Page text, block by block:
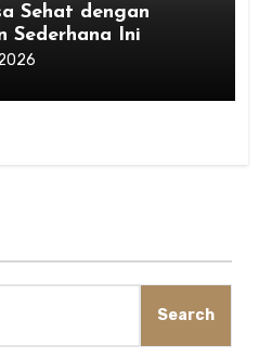
Sehat dengan
Sederhana Ini
Search